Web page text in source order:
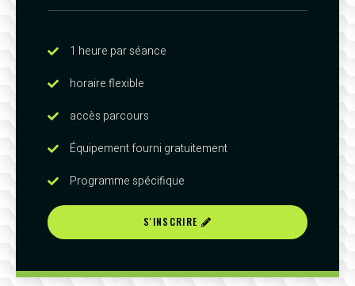
1 heure par séance
horaire flexible
accès parcours
Équipement fourni gratuitement
Programme spécifique
S'INSCRIRE